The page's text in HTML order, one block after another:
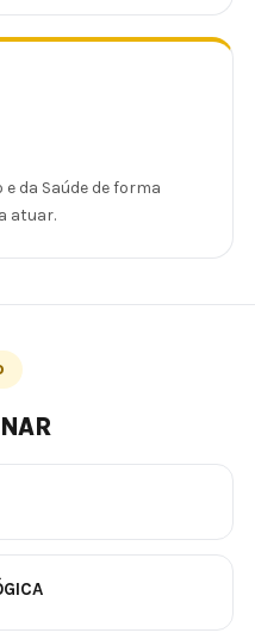
da Saúde de forma
atuar.